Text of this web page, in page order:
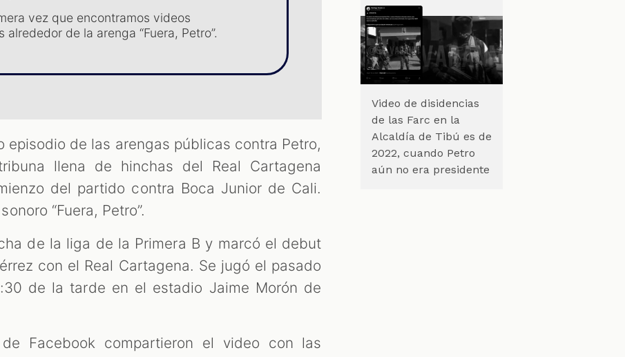
vez que encontramos videos
alrededor de la arenga “Fuera, Petro”.
episodio de las arengas públicas contra Petro,
llena de hinchas del Real Cartagena
del partido contra Boca Junior de Cali.
“Fuera, Petro”.
de la liga de la Primera B y marcó el debut
con el Real Cartagena. Se jugó el pasado
de la tarde en el estadio Jaime Morón de
Facebook compartieron el video con las
Video de disidencias
de las Farc en la
Alcaldía de Tibú es de
2022, cuando Petro
aún no era presidente